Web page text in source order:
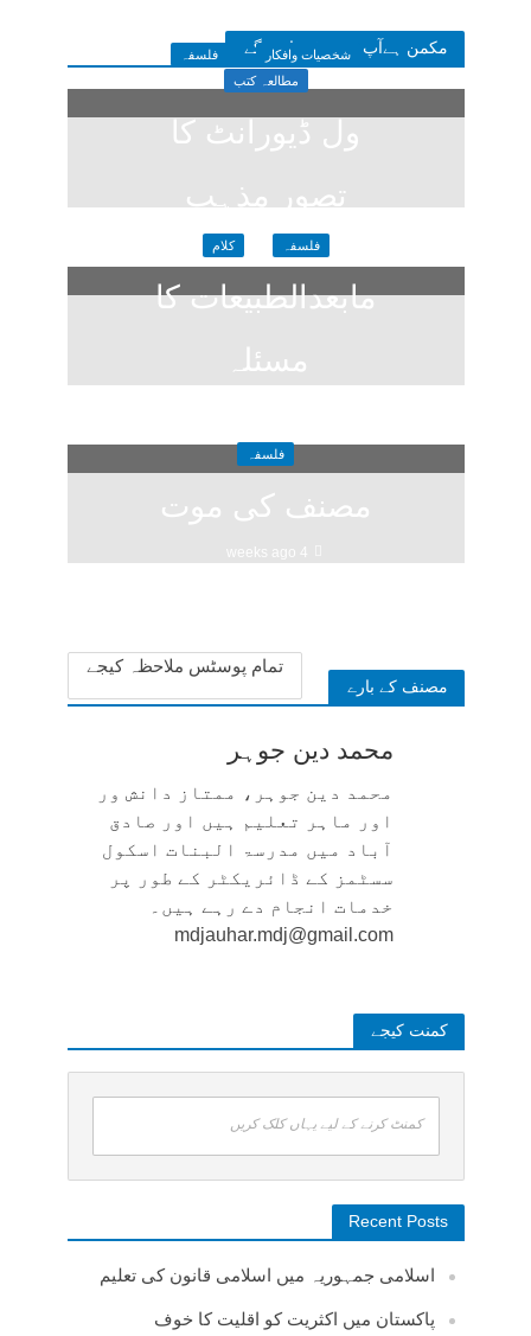
مکمن ہےآپ پسند فرمائیں گے
شخصیات وافکار
فلسفہ
مطالعہ کتب
ول ڈیورانٹ کا
تصورِ مذہب
فلسفہ کلام
مابعدالطبیعات کا
مسئلہ
فلسفہ
مصنف کی موت
مصنف کے بارے
تمام پوسٹس ملاحظہ کیجے
محمد دین جوہر
محمد دین جوہر، ممتاز دانش ور
اور ماہر تعلیم ہیں اور صادق
آباد میں مدرسۃ البنات اسکول
سسٹمز کے ڈائریکٹر کے طور پر
خدمات انجام دے رہے ہیں۔
mdjauhar.mdj@gmail.com
کمنت کیجے
کمنٹ کرنے کے لیے یہاں کلک کریں
Recent Posts
اسلامی جمہوریہ میں اسلامی قانون کی تعلیم
پاکستان میں اکثریت کو اقلیت کا خوف